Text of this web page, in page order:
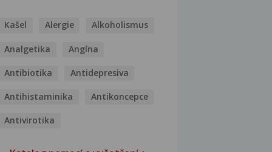
Kašel Alergie Alkoholismus
Analgetika Angína
Antibiotika Antidepresiva
Antihistaminika Antikoncepce
Antivirotika